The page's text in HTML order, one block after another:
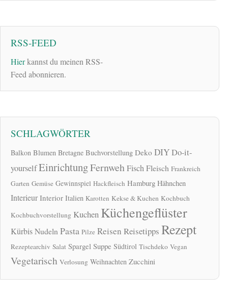
RSS-FEED
Hierkannst du meinen RSS-
Feed abonnieren.
SCHLAGWÖRTER
Balkon Blumen Bretagne Buchvorstellung Deko DIYDo-it-
yourselfEinrichtungFernwehFischFleisch Frankreich
Garten Gemüse Gewinnspiel Hackfleisch Hamburg Hähnchen
Interieur Interior Italien Karotten Kekse & Kuchen Kochbuch
Kochbuchvorstellung Kuchen Küchengeflüster
KürbisNudeln Pasta Pilze Reisen Reisetipps Rezept
Rezeptearchiv Salat Spargel Suppe Südtirol Tischdeko Vegan
Vegetarisch Verlosung Weihnachten Zucchini